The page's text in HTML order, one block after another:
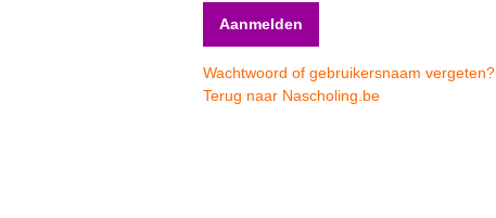
Wachtwoord of gebruikersnaam vergeten?
Terug naar Nascholing.be